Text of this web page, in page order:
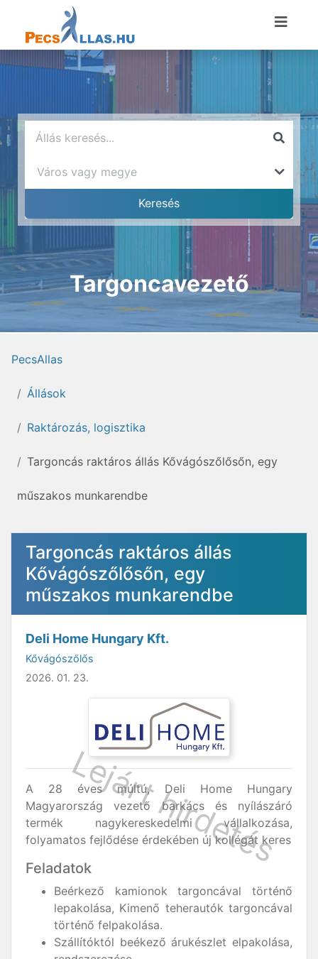
Targoncavezető
PecsAllas
Állások
Raktározás, logisztika
Targoncás raktáros állás Kővágószőlősőn, egy
műszakos munkarendbe
Targoncás raktáros állás
Kővágószőlősőn, egy
műszakos munkarendbe
Deli Home Hungary Kft.
Kővágószőlős
2026. 01. 23.
A 28 éves múltú, Deli Home Hungary
Magyarország vezető barkács és nyílászáró
termék nagykereskedelmi vállalkozása,
folyamatos fejlődése érdekében új kollégát keres
Feladatok
Beérkező kamionok targoncával történő
lepakolása, Kimenő teherautók targoncával
történő felpakolása.
Szállítóktól beékező árukészlet elpakolása,